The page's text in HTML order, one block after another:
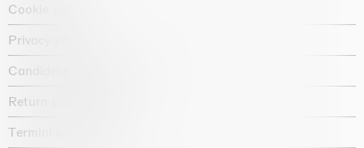
Cookie policy
Privacy policy
Candidate privacy notice
Return policy shop
Termini e condizioni